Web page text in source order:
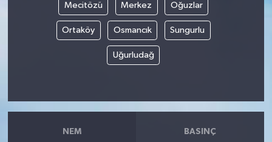
Mecitözü Merkez Oğuzlar
Ortaköy Osmancık Sungurlu
Uğurludağ
NEM BASINÇ